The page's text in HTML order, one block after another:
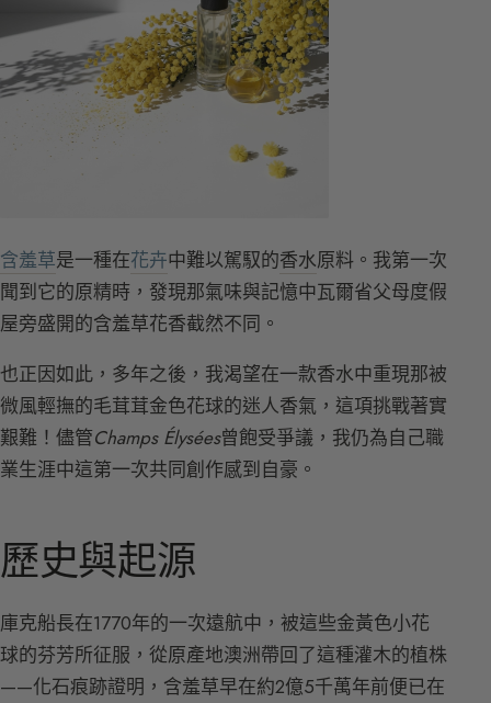
含羞草是一種在花卉中難以駕馭的香水原料。我第一次
聞到它的原精時，發現那氣味與記憶中瓦爾省父母度假
屋旁盛開的含羞草花香截然不同。
也正因如此，多年之後，我渴望在一款香水中重現那被
微風輕撫的毛茸茸金色花球的迷人香氣，這項挑戰著實
艱難！儘管Champs Élysées曾飽受爭議，我仍為自己職
業生涯中這第一次共同創作感到自豪。
歷史與起源
庫克船長在1770年的一次遠航中，被這些金黃色小花
球的芬芳所征服，從原產地澳洲帶回了這種灌木的植株
——化石痕跡證明，含羞草早在約2億5千萬年前便已在